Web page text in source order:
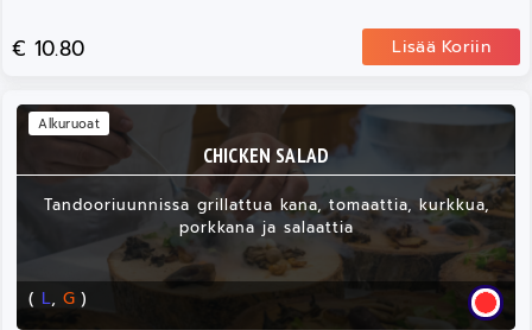
€ 10.80 Lisää Koriin
CHICKEN SALAD
Tandooriuunnissa grillattua kana, tomaattia, kurkkua,
porkkana ja salaattia
( L, G )
Alkuruoat